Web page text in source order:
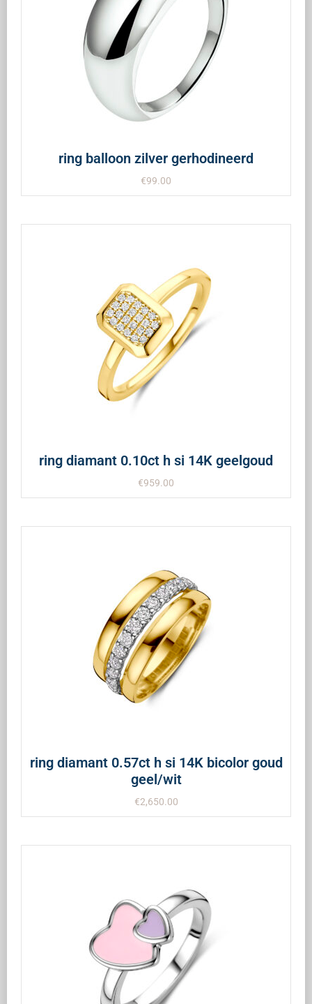
ring balloon zilver gerhodineerd
€99.00
ring diamant 0.10ct h si 14K geelgoud
€959.00
ring diamant 0.57ct h si 14K bicolor goud
geel/wit
€2,650.00